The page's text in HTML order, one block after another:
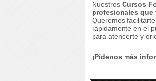
Nuestros Cursos
profesionales que
Queremos
rápidamente en el
para atenderte y
¡Pídenos más